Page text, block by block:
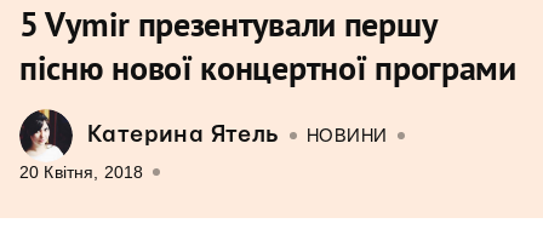
5 Vymir презентували першу
пісню нової концертної програми
Катерина Ятель НОВИНИ
20 Квітня, 2018